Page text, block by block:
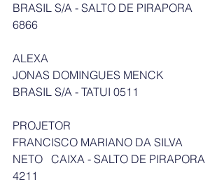
BRASIL S/A - SALTO DE PIRAPORA
6866
ALEXA
JONAS DOMINGUES MENCK
BRASIL S/A - TATUI 0511
PROJETOR
FRANCISCO MARIANO DA SILVA
NETO   CAIXA - SALTO DE PIRAPORA
4211